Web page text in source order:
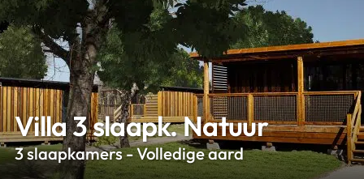
Villa 3 slaapk. Natuur
3 slaapkamers - Volledige aard